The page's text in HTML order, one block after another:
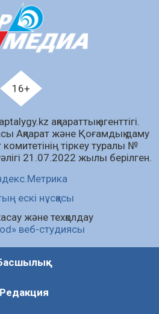
ұлан сапына
ақпараттық-
жүргізілді
үйлестіру және
ұйымдастыру»
өткізілді
сараптама не көрсетті
жаңалық
16+
ақпараттық агенттігі.
Ақпарат және Қоғамдық даму
комитетінің тіркеу туралы №
21.07.2022 жылы берілген.
ескі нұсқасы
және техқолдау
веб-студиясы
Редакция